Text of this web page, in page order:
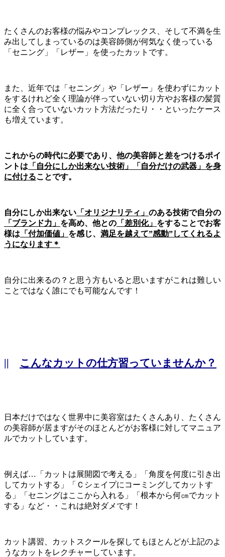
たくさんのお客様の悩みやコンプレックス、そして不満を生
み出してしまっているのは美容師側が何気なく使っている
「セニング」「レザー」を使ったカットです。
また、近年では「セニング」や「レザー」を使わずにカット
をするけれど全く理論が伴っていない切り方やお客様の髪質
に全く合っていないカット方法だったり・・といったケース
も増えています。
これからの時代に必要であり、他の美容師と差をつけるポイ
ントは 「自分にしか出来ない技術」「自分だけの武器」を身
に付けることです。
自分にしか出来ない 「オリジナリティ」 のある技術で自分の
「ブランド力」 を高め、他との 「差別化」 をすることでお客
様は 「付加価値」 を感じ、 満足を越えて”感動”してくれるよ
うになります＊
自分に出来るの？と思う方もいると思いますがこれは難しい
ことではなく誰にでも可能なんです！
|| こんなカットの仕方習っていませんか？
日本だけではなく世界中に美容室はたくさんあり、たくさん
の美容師が居ますがそのほとんどがお客様に対してマニュア
ルでカットしています。
例えば…「カットは展開図で考える」「角度を何度に引き出
してカットする」「Ｃシェイプにコーミングしてカットす
る」「セニングはここから入れる」「根本から何㎝でカット
する」など・・これは絶対ダメです！
カット講習、カットスクールを探してもほとんどが上記のよ
うなカットをレクチャーしています。